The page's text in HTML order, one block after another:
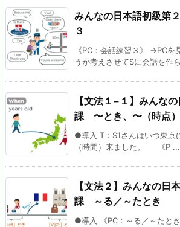
みんなの日本語初級第
３
《PC：会話練習３》 →PCを
うか考えさせてSに会話を作
【文法１−１】みんな
課 〜とき、〜（時点）
●導入 T：S1さんはいつ東京
（時間）来ました。 《P ...
【文法２】みんなの日
課 ～る／～たとき
●導入 《PC：～る／～たと